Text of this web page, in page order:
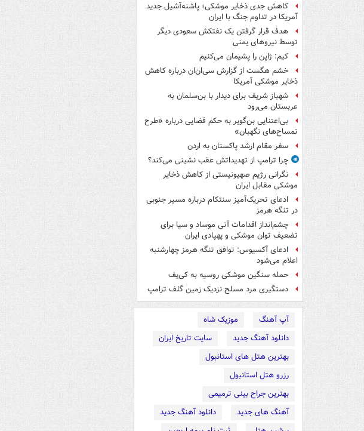
کاهش جدی ذخایر موشکی؛ پاشنه‌آشیل جدید
آمریکا در تداوم جنگ با ایران
هدف قرار گرفتن یک نفتکش سعودی دیگر
توسط نیروهای یمنی
کیم: ژاپن را پشیمان می‌کنیم
خشم هگست از گزارش سی‌ان‌ان درباره کاهش
ذخایر موشکی آمریکا
شهباز شریف برای دیدار با بن‌سلمان به
عربستان می‌رود
بی‌اعتنایی بن‌گویر به حکم قضایی درباره «طرح
تمساح‌های نگهبان»
سفر مقام ارشد پاکستان به اردن
چرا ترامپ از تهدیداتش عقب نشینی می‌کند؟
نگرانی رژیم صهیونیستی از کاهش ذخایر
موشکی مقابل ایران
ادعای تحریک‌آمیز سنتکام درباره مسیر جنوبی
در تنگه هرمز
چشم‌انداز اقدامات آتی موساد و سیا برای
تضعیف توان موشکی و پهپادی ایران
ادعای آکسیوس: توافق تنگه هرمز چهارشنبه
اعلام می‌شود
حمله سنگین موشکی روسیه به کی‌یف
دستگیری مرد مسلح نزدیک زمین گلف ترامپ
آپ آهنگ
موزیک شاه
دانلود آهنگ جدید
سایت تاریخ ایران
بهترین هتل های استانبول
رزرو هتل استانبول
بهترین جراح بینی ترمیمی
آهنگ های جدید
دانلود آهنگ جدید